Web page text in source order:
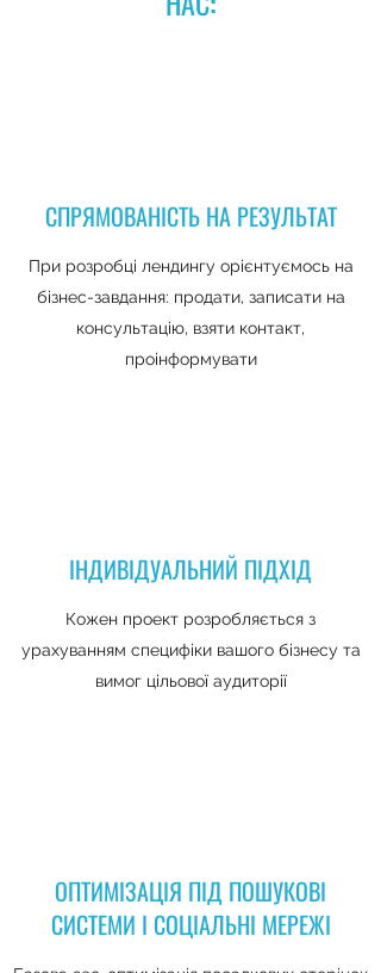
СПРЯМОВАНІСТЬ НА РЕЗУЛЬТАТ
При розробці лендингу орієнтуємось на
бізнес-завдання: продати, записати на
консультацію, взяти контакт,
проінформувати
ІНДИВІДУАЛЬНИЙ ПІДХІД
Кожен проект розробляється з
урахуванням специфіки вашого бізнесу та
вимог цільової аудиторії
ОПТИМІЗАЦІЯ ПІД ПОШУКОВІ
СИСТЕМИ І СОЦІАЛЬНІ МЕРЕЖІ